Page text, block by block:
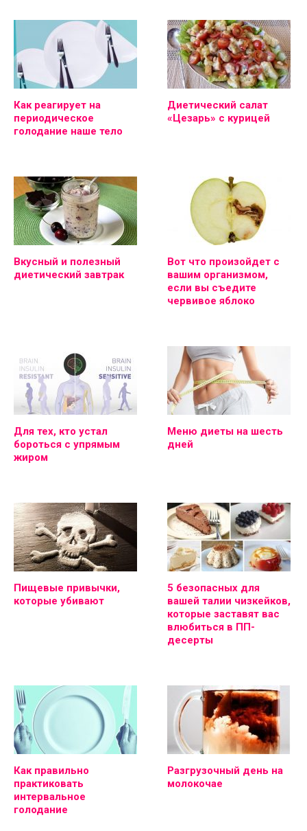
Как реагирует на
периодическое
голодание наше тело
Диетический салат
«Цезарь» с курицей
Вкусный и полезный
диетический завтрак
Вот что произойдет с
вашим организмом,
если вы съедите
червивое яблоко
Для тех, кто устал
бороться с упрямым
жиром
Меню диеты на шесть
дней
Пищевые привычки,
которые убивают
5 безопасных для
вашей талии чизкейков,
которые заставят вас
влюбиться в ПП-
десерты
Как правильно
практиковать
интервальное
голодание
Разгрузочный день на
молокочае